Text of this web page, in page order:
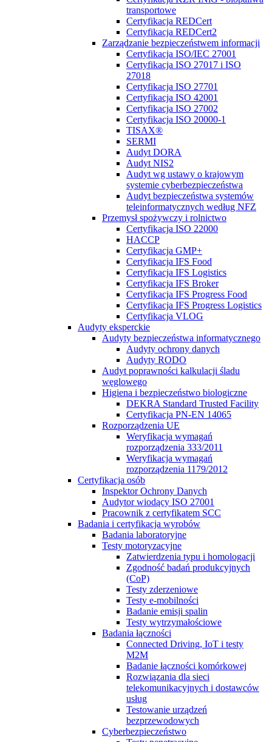
transportowe
Certyfikacja REDCert
Certyfikacja REDCert2
Zarządzanie bezpieczeństwem informacji
Certyfikacja ISO/IEC 27001
Certyfikacja ISO 27017 i ISO
27018
Certyfikacja ISO 27701
Certyfikacja ISO 42001
Certyfikacja ISO 27002
Certyfikacja ISO 20000-1
TISAX®
SERMI
Audyt DORA
Audyt NIS2
Audyt wg ustawy o krajowym
systemie cyberbezpieczeństwa
Audyt bezpieczeństwa systemów
teleinformatycznych według NFZ
Przemysł spożywczy i rolnictwo
Certyfikacja ISO 22000
HACCP
Certyfikacja GMP+
Certyfikacja IFS Food
Certyfikacja IFS Logistics
Certyfikacja IFS Broker
Certyfikacja IFS Progress Food
Certyfikacja IFS Progress Logistics
Certyfikacja VLOG
Audyty eksperckie
Audyty bezpieczeństwa informatycznego
Audyty ochrony danych
Audyty RODO
Audyt poprawności kalkulacji śladu
węglowego
Higiena i bezpieczeństwo biologiczne
DEKRA Standard Trusted Facility
Certyfikacja PN-EN 14065
Rozporządzenia UE
Weryfikacja wymagań
rozporządzenia 333/2011
Weryfikacja wymagań
rozporządzenia 1179/2012
Certyfikacja osób
Inspektor Ochrony Danych
Audytor wiodący ISO 27001
Pracownik z certyfikatem SCC
Badania i certyfikacja wyrobów
Badania laboratoryjne
Testy motoryzacyjne
Zatwierdzenia typu i homologacji
Zgodność badań produkcyjnych
(CoP)
Testy zderzeniowe
Testy e-mobilności
Badanie emisji spalin
Testy wytrzymałościowe
Badania łączności
Connected Driving, IoT i testy
M2M
Badanie łączności komórkowej
Rozwiązania dla sieci
telekomunikacyjnych i dostawców
usług
Testowanie urządzeń
bezprzewodowych
Cyberbezpieczeństwo